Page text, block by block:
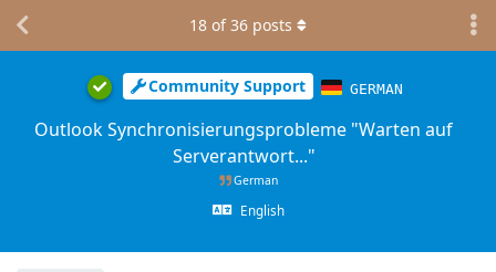
Community Support GERMAN
Outlook Synchronisierungsprobleme "Warten auf
Serverantwort..."
German
English
18 of36 posts